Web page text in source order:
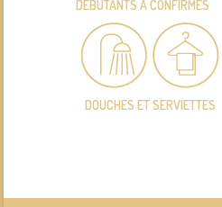
DÉBUTANTS À CONFIRMÉS
DOUCHES ET SERVIETTES